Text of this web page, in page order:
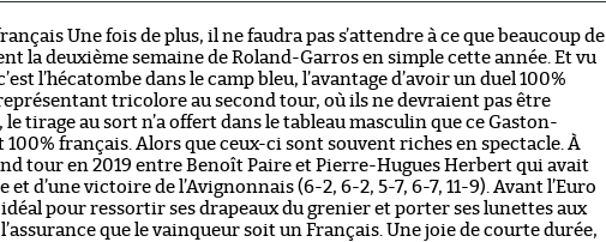
Une fois de plus, il ne faudra pas s’attendre à ce que beaucoup de
la deuxième semaine de Roland-Garros en simple cette année. Et vu
l’hécatombe dans le camp bleu, l’avantage d’avoir un duel 100%
tricolore au second tour, où ils ne devraient pas être
tirage au sort n’a offert dans le tableau masculin que ce Gaston-
français. Alors que ceux-ci sont souvent riches en spectacle. À
tour en 2019 entre Benoît Paire et Pierre-Hugues Herbert qui avait
et d’une victoire de l’Avignonnais (6-2, 6-2, 5-7, 6-7, 11-9). Avant l’Euro
pour ressortir ses drapeaux du grenier et porter ses lunettes aux
que le vainqueur soit un Français. Une joie de courte durée,